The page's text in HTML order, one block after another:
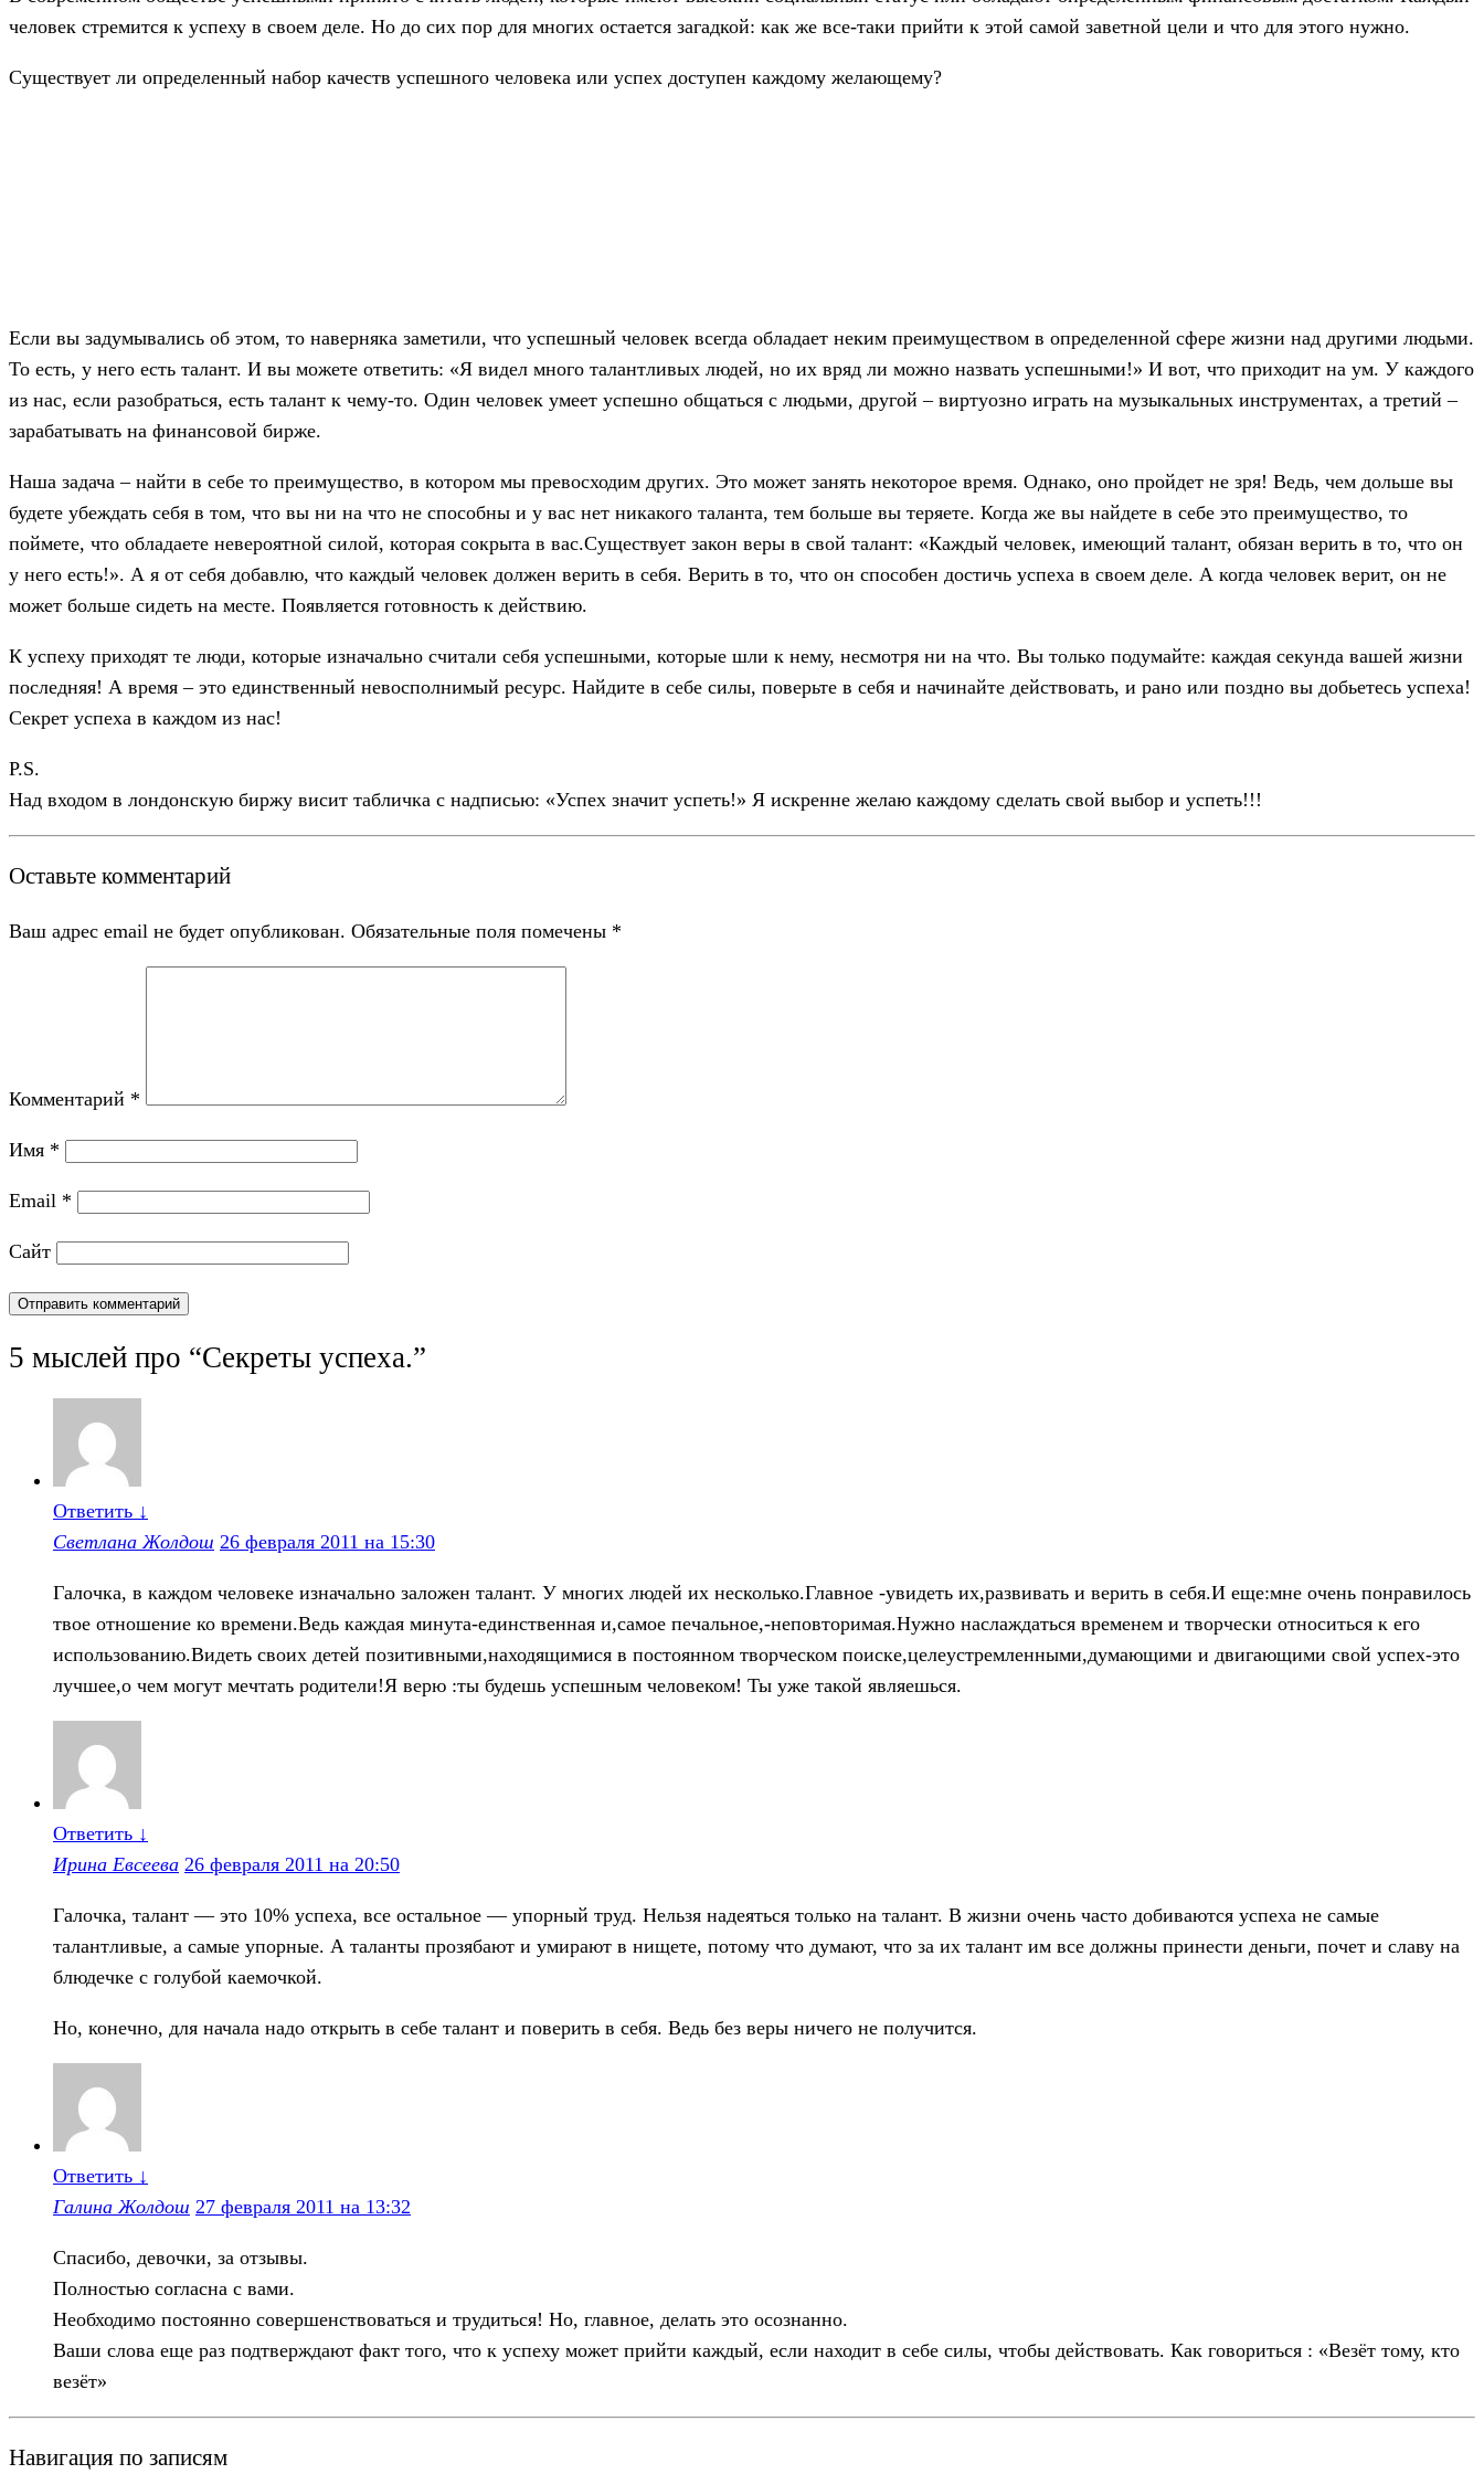
человек стремится к успеху в своем деле. Но до сих пор для многих остается загадкой: как же все-таки прийти к этой самой заветной цели и что для этого нужно.
Существует ли определенный набор качеств успешного человека или успех доступен каждому желающему?
Если вы задумывались об этом, то наверняка заметили, что успешный человек всегда обладает неким преимуществом в определенной сфере жизни над другими людьми.
То есть, у него есть талант. И вы можете ответить: «Я видел много талантливых людей, но их вряд ли можно назвать успешными!» И вот, что приходит на ум. У каждого
из нас, если разобраться, есть талант к чему-то. Один человек умеет успешно общаться с людьми, другой – виртуозно играть на музыкальных инструментах, а третий –
зарабатывать на финансовой бирже.
Наша задача – найти в себе то преимущество, в котором мы превосходим других. Это может занять некоторое время. Однако, оно пройдет не зря! Ведь, чем дольше вы
будете убеждать себя в том, что вы ни на что не способны и у вас нет никакого таланта, тем больше вы теряете. Когда же вы найдете в себе это преимущество, то
поймете, что обладаете невероятной силой, которая сокрыта в вас.Существует закон веры в свой талант: «Каждый человек, имеющий талант, обязан верить в то, что он
у него есть!». А я от себя добавлю, что каждый человек должен верить в себя. Верить в то, что он способен достичь успеха в своем деле. А когда человек верит, он не
может больше сидеть на месте. Появляется готовность к действию.
К успеху приходят те люди, которые изначально считали себя успешными, которые шли к нему, несмотря ни на что. Вы только подумайте: каждая секунда вашей жизни
последняя! А время – это единственный невосполнимый ресурс. Найдите в себе силы, поверьте в себя и начинайте действовать, и рано или поздно вы добьетесь успеха!
Секрет успеха в каждом из нас!
P.S.
Над входом в лондонскую биржу висит табличка с надписью: «Успех значит успеть!» Я искренне желаю каждому сделать свой выбор и успеть!!!
Оставьте комментарий
Ваш адрес email не будет опубликован. Обязательные поля помечены *
Комментарий *
Имя *
Email *
Сайт
5 мыслей про “Секреты успеха.”
Ответить ↓
Светлана Жолдош 26 февраля 2011 на 15:30
Галочка, в каждом человеке изначально заложен талант. У многих людей их несколько.Главное -увидеть их,развивать и верить в себя.И еще:мне очень понравилось
твое отношение ко времени.Ведь каждая минута-единственная и,самое печальное,-неповторимая.Нужно наслаждаться временем и творчески относиться к его
использованию.Видеть своих детей позитивными,находящимися в постоянном творческом поиске,целеустремленными,думающими и двигающими свой успех-это
лучшее,о чем могут мечтать родители!Я верю :ты будешь успешным человеком! Ты уже такой являешься.
Ответить ↓
Ирина Евсеева 26 февраля 2011 на 20:50
Галочка, талант — это 10% успеха, все остальное — упорный труд. Нельзя надеяться только на талант. В жизни очень часто добиваются успеха не самые
талантливые, а самые упорные. А таланты прозябают и умирают в нищете, потому что думают, что за их талант им все должны принести деньги, почет и славу на
блюдечке с голубой каемочкой.
Но, конечно, для начала надо открыть в себе талант и поверить в себя. Ведь без веры ничего не получится.
Ответить ↓
Галина Жолдош 27 февраля 2011 на 13:32
Спасибо, девочки, за отзывы.
Полностью согласна с вами.
Необходимо постоянно совершенствоваться и трудиться! Но, главное, делать это осознанно.
Ваши слова еще раз подтверждают факт того, что к успеху может прийти каждый, если находит в себе силы, чтобы действовать. Как говориться : «Везёт тому, кто
везёт»
Навигация по записям